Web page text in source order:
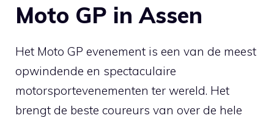
Moto GP in Assen
Het Moto GP evenement is een van de meest
opwindende en spectaculaire
motorsportevenementen ter wereld. Het
brengt de beste coureurs van over de hele